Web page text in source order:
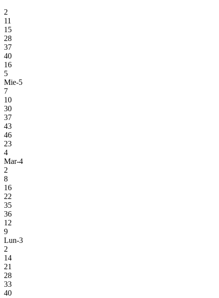
2
11
15
28
37
40
16
5
Mie-5
7
10
30
37
43
46
23
4
Mar-4
2
8
16
22
35
36
12
9
Lun-3
2
14
21
28
33
40